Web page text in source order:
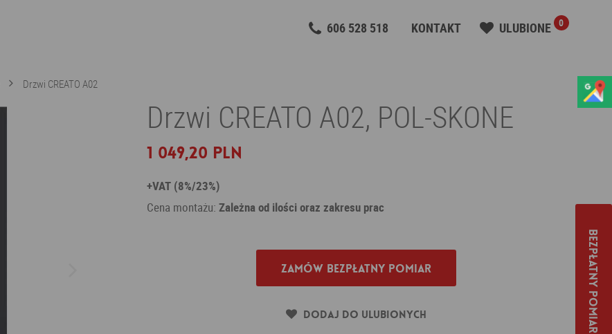
606 528 518 KONTAKT ULUBIONE 0
Drzwi CREATO A02
Drzwi CREATO A02, POL-SKONE
1 049,20 PLN
+VAT (8%/23%)
Cena montażu: Zależna od ilości oraz zakresu prac
Zamów bezpłatny pomiar
Dodaj do ulubionych Bezpłatny pomiar